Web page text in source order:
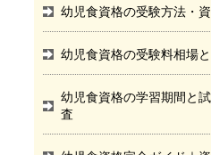
幼児食資格の受験方法・
幼児食資格の受験料相場
幼児食資格の学習期間と
査